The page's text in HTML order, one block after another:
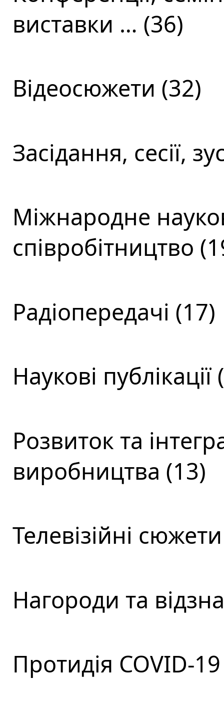
виставки … (36)
Відеосюжети (32)
Засідання, сесії,
Міжнародне
співробітництво
Радіопередачі (17)
Наукові публікації
Розвиток та
виробництва (13)
Телевізійні
Нагороди та
Протидія COVID-